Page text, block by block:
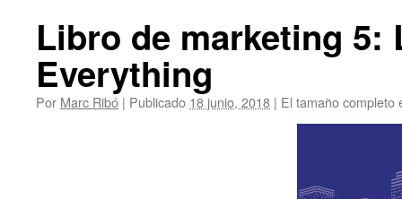
Libro de marketing
Everything
Por Marc Ribó | Publicado 18 junio, 2018 | El tamaño completo